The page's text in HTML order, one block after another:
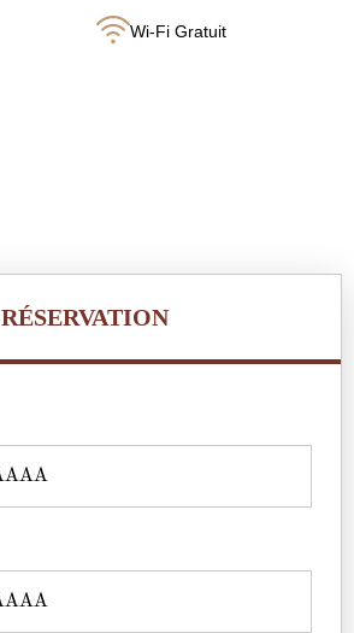
Wi-Fi Gratuit
RÉSERVATION